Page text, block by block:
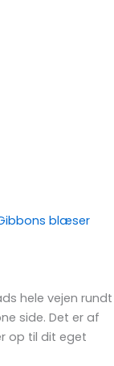
blæser
hele vejen rundt
side. Det er af
op til dit eget